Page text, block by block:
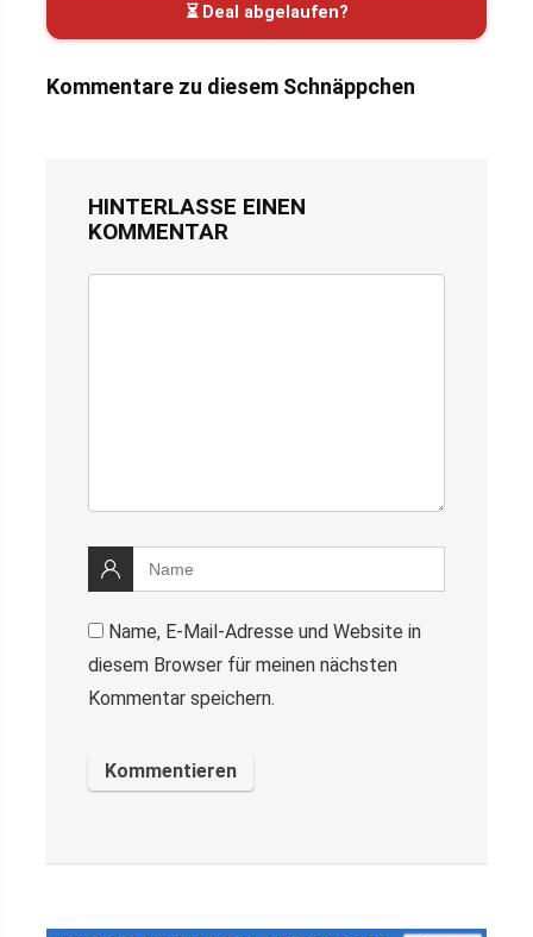
⏳ Deal abgelaufen?
Kommentare zu diesem Schnäppchen
HINTERLASSE EINEN
KOMMENTAR
Name, E-Mail-Adresse und Website in
diesem Browser für meinen nächsten
Kommentar speichern.